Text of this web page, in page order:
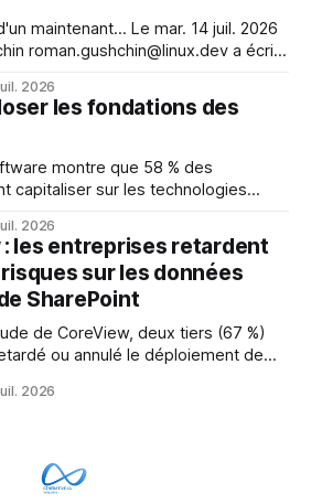
Le mar. 14 juil. 2026
roman.gushchin@linux.dev a écrit :
Si le but est de ne pas utiliser
2026
les fondations des
montre que 58 % des
capitaliser sur les technologies
Cette pression
et la préparation.
2026
: les entreprises retardent
sur les données
SharePoint
de CoreView, deux tiers (67 %)
ou annulé le déploiement de
de SharePoint. Les trois quarts (75
2026